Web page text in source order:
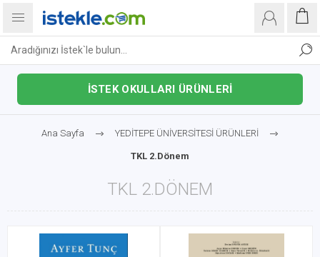
İSTEK OKULLARI ÜRÜNLERİ
Ana Sayfa YEDİTEPE ÜNİVERSİTESİ ÜRÜNLERİ
TKL 2.Dönem
TKL 2.DÖNEM